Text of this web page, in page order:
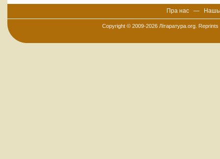
Пра нас— Нашы
Copyright © 2009-2026 Літаратура.org .